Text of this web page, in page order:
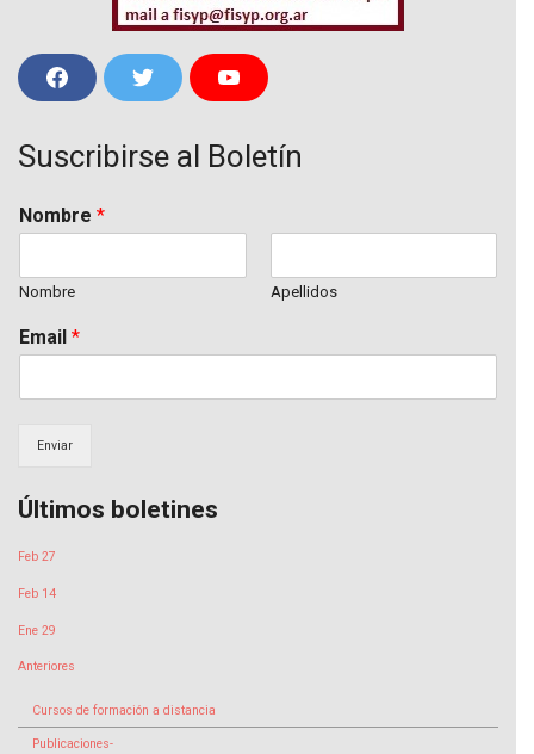
F
a
b
k
w
t
Y
o
T
u
Suscribirse al Boletín
Nombre *
Nombre Apellidos
Email *
Enviar
Últimos boletines
Feb 27
Feb 14
Ene 29
Anteriores
Cursos de formación a distancia
Publicaciones-